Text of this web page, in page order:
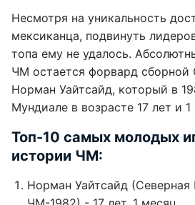
Несмотря на уникальность
мексиканца, подвинуть
топа ему не удалось.
ЧМ остается форвард сборной
Норман Уайтсайд, который в
Мундиале в возрасте 17 лет и 1
Топ-10 самых молодых
истории ЧМ:
Норман Уайтсайд (Северная